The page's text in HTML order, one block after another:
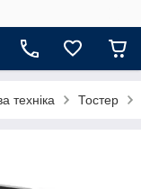
техніка Тостер